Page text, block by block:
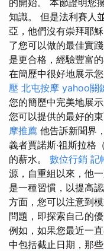
的開始。 本節證明您
知識。 但是法利賽人
亞，他們沒有崇拜耶
了您可以做的最佳實踐
是更合格，經驗豐富
在簡歷中很好地展示
壓 北屯按摩 yahoo關
您的簡歷中完美地展
您可以提供的最好的東
摩推薦 他告訴新聞界
義者賈諾斯·祖斯拉格
的薪水。 數位行銷 記
源，自重組以來，他
是一種習慣，以提高
方面，您可以注意到
問題，即探索自己的優
例如，如果您最近一
中包括截止日期，那